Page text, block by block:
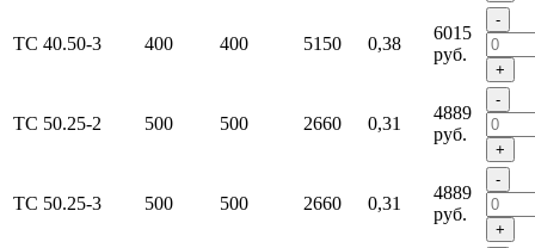
ТС 40.50-3 400 400 5150 0,38
6015
руб.
-
+
ТС 50.25-2 500 500 2660 0,31
4889
руб.
-
+
ТС 50.25-3 500 500 2660 0,31
4889
руб.
-
+